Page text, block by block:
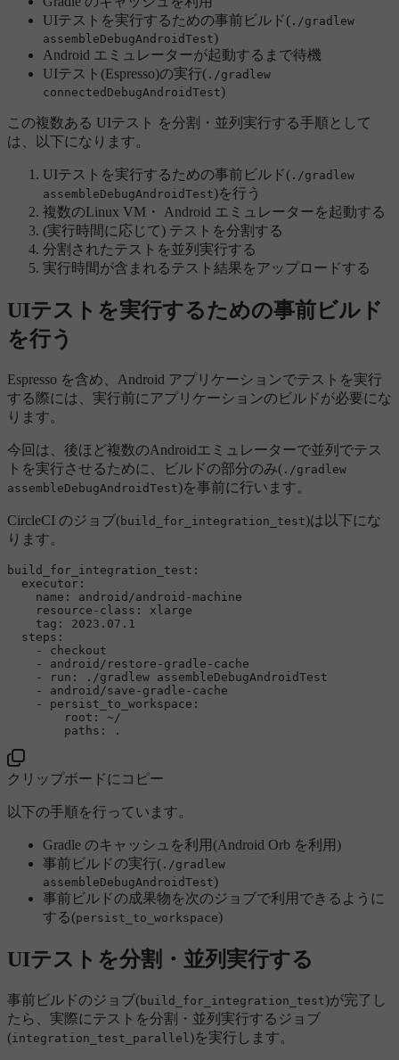
UIテストを実行するための事前ビルド( ./gradlew
assembleDebugAndroidTest)
Android エミュレーターが起動するまで待機
UIテスト(Espresso)の実行( ./gradlew
connectedDebugAndroidTest)
この複数ある UIテスト を分割・並列実行する手順として
は、以下になります。
UIテストを実行するための事前ビルド( ./gradlew
assembleDebugAndroidTest)を行う
複数のLinux VM・ Android エミュレーターを起動する
(実行時間に応じて) テストを分割する
分割されたテストを並列実行する
実行時間が含まれるテスト結果をアップロードする
UIテストを実行するための事前ビルド
を行う
Espresso を含め、Android アプリケーションでテストを実行
する際には、実行前にアプリケーションのビルドが必要にな
ります。
今回は、後ほど複数のAndroidエミュレーターで並列でテス
トを実行させるために、ビルドの部分のみ( ./gradlew
assembleDebugAndroidTest)を事前に行います。
CircleCI のジョブ(build_for_integration_test)は以下にな
ります。
build_for_integration_test:
executor:
name:
android/android-machine
resource-class:
xlarge
tag:
2023.07 .1
steps:
-
checkout
-
android/restore-gradle-cache
-
run: ./gradlew assembleDebugAndroidTest
-
android/save-gradle-cache
-
persist_to_workspace:
root:
~/
paths:
.
クリップボードにコピー
以下の手順を行っています。
Gradle のキャッシュを利用(Android Orb を利用)
事前ビルドの実行( ./gradlew
assembleDebugAndroidTest)
事前ビルドの成果物を次のジョブで利用できるように
する(persist_to_workspace)
UIテストを分割・並列実行する
事前ビルドのジョブ(build_for_integration_test)が完了し
たら、実際にテストを分割・並列実行するジョブ
(integration_test_parallel )を実行します。